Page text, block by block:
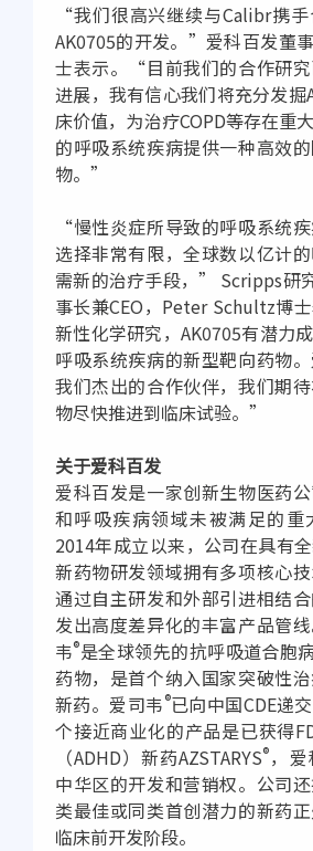
“我们很高兴继续与Calibr携
AK0705的开发。”爱科百发董
士表示。“目前我们的合作研
进展，我有信心我们将充分发掘
床价值，为治疗COPD等存在重
的呼吸系统疾病提供一种高效
物。”
“慢性炎症所导致的呼吸系统
选择非常有限，全球数以亿计
需新的治疗手段，” Scripps研
事长兼CEO，Peter Schultz博
新性化学研究，AK0705有潜力
呼吸系统疾病的新型靶向药物
我们杰出的合作伙伴，我们期
物尽快推进到临床试验。”
关于爱科百发
爱科百发是一家创新生物医药
和呼吸疾病领域未被满足的重
2014年成立以来，公司在具有
新药物研发领域拥有多项核心技
通过自主研发和外部引进相结
发出高度差异化的丰富产品管
韦®是全球领先的抗呼吸道合胞
药物，是首个纳入国家突破性
新药。爱司韦®已向中国CDE递
个接近商业化的产品是已获得
（ADHD）新药AZSTARYS®，
中华区的开发和营销权。公司
类最佳或同类首创潜力的新药
临床前开发阶段。